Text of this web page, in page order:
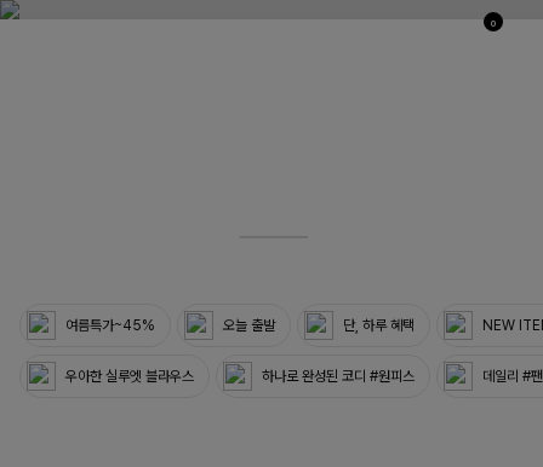
0
여름특가~45% 오늘 출발 단, 하루 혜택 NEW
우아한 실루엣 블라우스 하나로 완성된 코디 #원피스 데일리 #